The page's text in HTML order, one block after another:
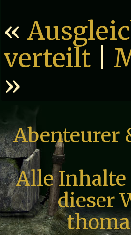
«
verteilt
»
Abenteurer
Alle Inhalte
dieser